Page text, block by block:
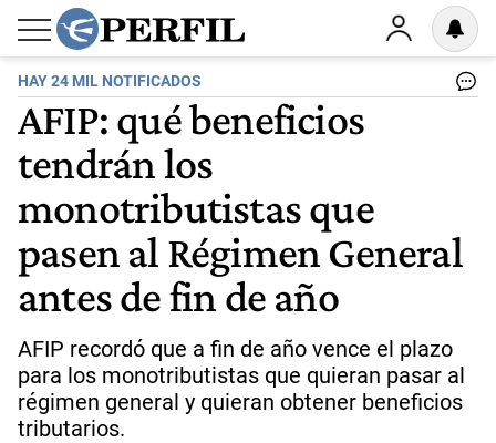
HAY 24 MIL NOTIFICADOS
AFIP: qué beneficios
tendrán los
monotributistas que
pasen al Régimen General
antes de fin de año
AFIP recordó que a fin de año vence el plazo
para los monotributistas que quieran pasar al
régimen general y quieran obtener beneficios
tributarios.